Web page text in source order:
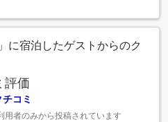
に宿泊したゲストからのク
評価
コミ
用者のみから投稿されています